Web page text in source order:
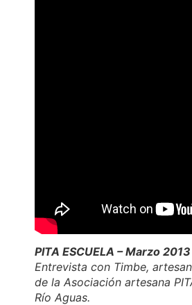
PITA ESCUELA – Marzo 2013
Entrevista con Timbe,
de la Asociación artesana
Río Aguas.